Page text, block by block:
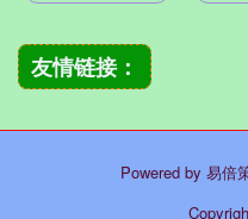
友情链接：
Powered by 易倍